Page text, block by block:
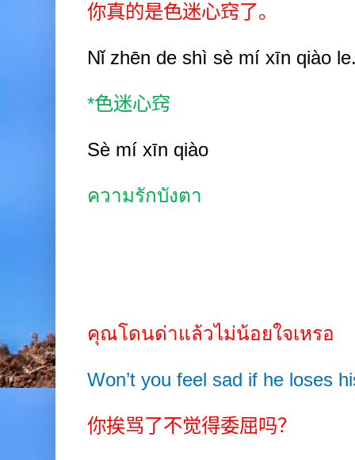
你真的是色迷心窍了。
Nǐ zhēn de shì sè mí xīn qiào
*色迷心窍
Sè mí xīn qiào
ความรักบังตา
คุณโดนด่าแล้วไม่น้อยใจเหรอ
Won’t you feel sad if he loses
你挨骂了不觉得委屈吗？